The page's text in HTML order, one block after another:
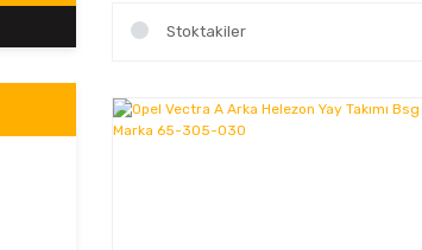
Stoktakiler